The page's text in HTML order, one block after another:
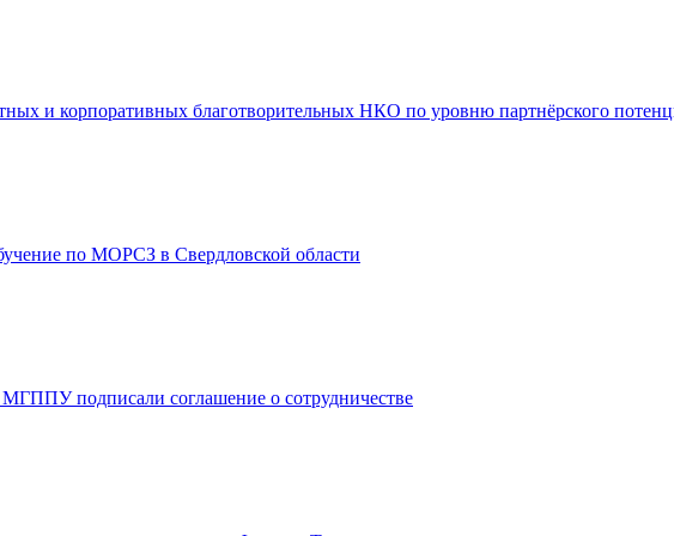
и корпоративных благотворительных НКО по уровню партнёрского
по МОРСЗ в Свердловской области
подписали соглашение о сотрудничестве